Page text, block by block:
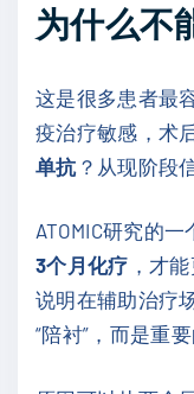
为什么不
这是很多患者最
疫治疗敏感，术
单抗 ？从现阶段
ATOMIC研究的
3个月化疗 ，才
说明在辅助治疗
“陪衬”，而是重